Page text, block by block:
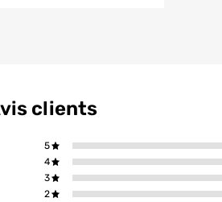
clients
5
4
3
2